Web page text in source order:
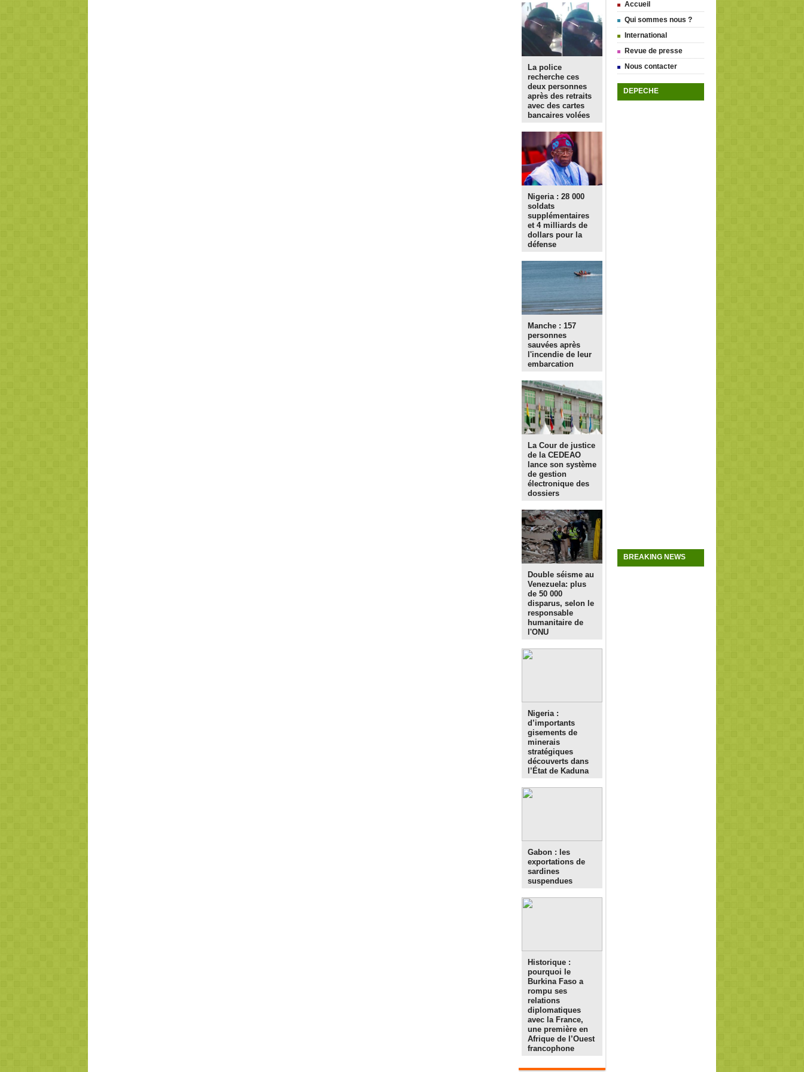
La police
recherche ces
deux personnes
après des retraits
avec des cartes
bancaires volées
Nigeria : 28 000
soldats
supplémentaires
et 4 milliards de
dollars pour la
défense
Manche : 157
personnes
sauvées après
l'incendie de leur
embarcation
La Cour de justice
de la CEDEAO
lance son système
de gestion
électronique des
dossiers
Double séisme au
Venezuela: plus
de 50 000
disparus, selon le
responsable
humanitaire de
l'ONU
Nigeria :
d’importants
gisements de
minerais
stratégiques
découverts dans
l’État de Kaduna
Gabon : les
exportations de
sardines
suspendues
Historique :
pourquoi le
Burkina Faso a
rompu ses
relations
diplomatiques
avec la France,
une première en
Afrique de l’Ouest
francophone
Accueil
Qui sommes nous ?
International
Revue de presse
Nous contacter
DEPECHE
BREAKING NEWS